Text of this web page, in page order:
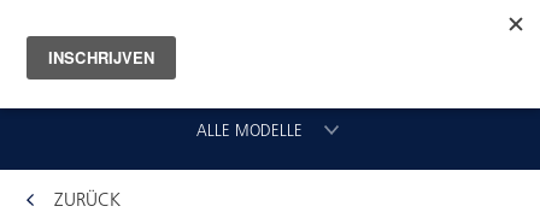
ALLE MODELLE
ZURÜCK